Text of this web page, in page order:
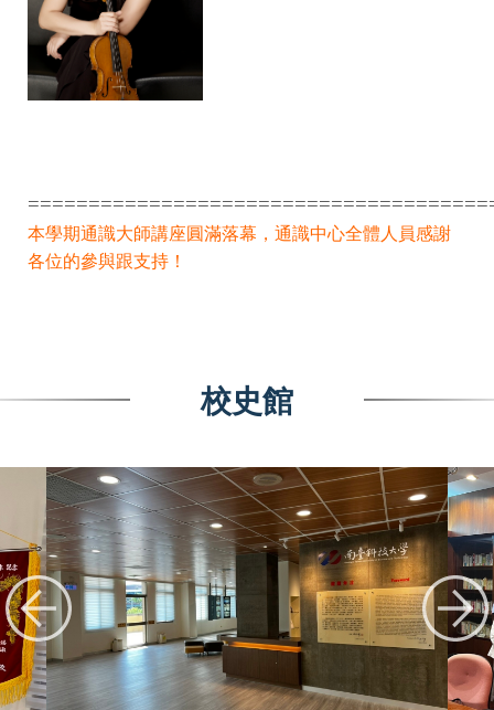
本學期通識大師講座圓滿落幕，通識中心全體人員感謝
各位的參與跟支持！
校史館